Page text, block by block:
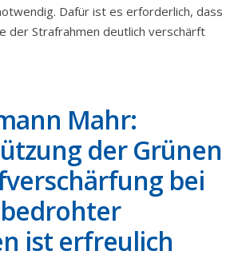
Dafür ist es erforderlich, dass
der Strafrahmen deutlich verschärft
Mahr:
der Grünen
bei
ist erfreulich